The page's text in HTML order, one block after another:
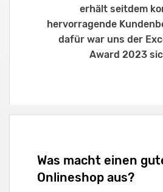
erhält seitdem
hervorragende
dafür war uns der
Award 2023
Was macht einen
Onlineshop aus?